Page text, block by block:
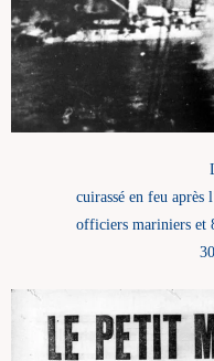
cuirassé en feu
officiers mariniers et